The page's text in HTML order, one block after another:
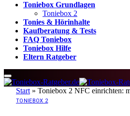
Toniebox Grundlagen
Toniebox 2
Tonies & Hörinhalte
Kaufberatung & Tests
FAQ Toniebox
Toniebox Hilfe
Eltern Ratgeber
Start » Toniebox 2 NFC einrichten:
TONIEBOX 2